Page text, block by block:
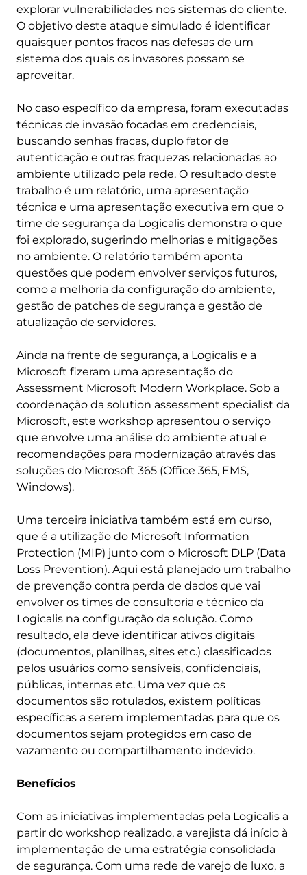
explorar vulnerabilidades nos sistemas do cliente.
O objetivo deste ataque simulado é identificar
quaisquer pontos fracos nas defesas de um
sistema dos quais os invasores possam se
aproveitar.
No caso específico da empresa, foram executadas
técnicas de invasão focadas em credenciais,
buscando senhas fracas, duplo fator de
autenticação e outras fraquezas relacionadas ao
ambiente utilizado pela rede. O resultado deste
trabalho é um relatório, uma apresentação
técnica e uma apresentação executiva em que o
time de segurança da Logicalis demonstra o que
foi explorado, sugerindo melhorias e mitigações
no ambiente. O relatório também aponta
questões que podem envolver serviços futuros,
como a melhoria da configuração do ambiente,
gestão de patches de segurança e gestão de
atualização de servidores.
Ainda na frente de segurança, a Logicalis e a
Microsoft fizeram uma apresentação do
Assessment Microsoft Modern Workplace. Sob a
coordenação da solution assessment specialist da
Microsoft, este workshop apresentou o serviço
que envolve uma análise do ambiente atual e
recomendações para modernização através das
soluções do Microsoft 365 (Office 365, EMS,
Windows).
Uma terceira iniciativa também está em curso,
que é a utilização do Microsoft Information
Protection (MIP) junto com o Microsoft DLP (Data
Loss Prevention). Aqui está planejado um trabalho
de prevenção contra perda de dados que vai
envolver os times de consultoria e técnico da
Logicalis na configuração da solução. Como
resultado, ela deve identificar ativos digitais
(documentos, planilhas, sites etc.) classificados
pelos usuários como sensíveis, confidenciais,
públicas, internas etc. Uma vez que os
documentos são rotulados, existem políticas
específicas a serem implementadas para que os
documentos sejam protegidos em caso de
vazamento ou compartilhamento indevido.
Benefícios
Com as iniciativas implementadas pela Logicalis a
partir do workshop realizado, a varejista dá início à
implementação de uma estratégia consolidada
de segurança. Com uma rede de varejo de luxo, a